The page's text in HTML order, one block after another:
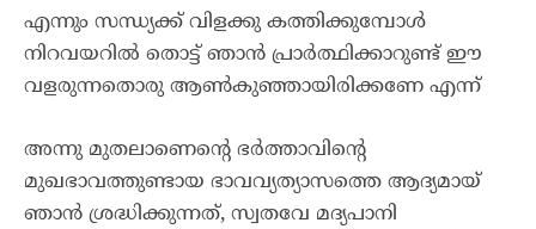
എന്നും സന്ധ്യക്ക് വിളക്കു കത്തിക്കുമ്പോൾ
നിറവയറിൽ തൊട്ട് ഞാൻ പ്രാർത്ഥിക്കാറുണ്ട് ഈ
വളരുന്നതൊരു ആൺകുഞ്ഞായിരിക്കണേ എന്ന്
അന്നു മുതലാണെന്റെ ഭർത്താവിന്റെ
മുഖഭാവത്തുണ്ടായ ഭാവവ്യത്യാസത്തെ ആദ്യമായ്
ഞാൻ ശ്രദ്ധിക്കുന്നത്, സ്വതവേ മദ്യപാനി